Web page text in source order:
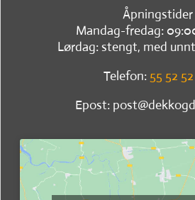
Åpningstider
Mandag-fredag:
Lørdag: stengt, med
Telefon: 55 52
Epost: